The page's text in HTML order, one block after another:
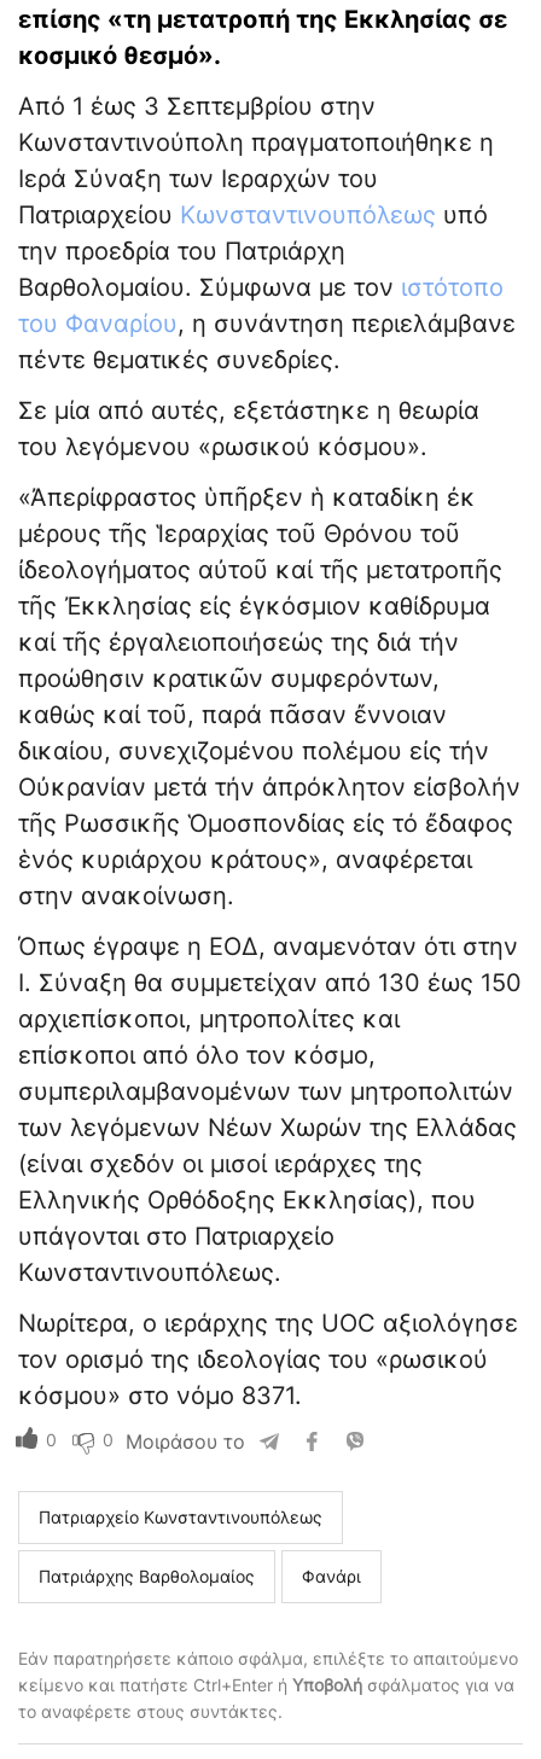
επίσης «τη μετατροπή της Εκκλησίας σε
κοσμικό θεσμό».
Από 1 έως 3 Σεπτεμβρίου στην
Κωνσταντινούπολη πραγματοποιήθηκε η
Ιερά Σύναξη των Ιεραρχών του
Πατριαρχείου Κωνσταντινουπόλεως υπό
την προεδρία του Πατριάρχη
Βαρθολομαίου. Σύμφωνα με τον ιστότοπο
του Φαναρίου, η συνάντηση περιελάμβανε
πέντε θεματικές συνεδρίες.
Σε μία από αυτές, εξετάστηκε η θεωρία
του λεγόμενου «ρωσικού κόσμου».
«Ἀπερίφραστος ὑπῆρξεν ἡ καταδίκη ἐκ
μέρους τῆς Ἱεραρχίας τοῦ Θρόνου τοῦ
ἰδεολογήματος αὐτοῦ καί τῆς μετατροπῆς
τῆς Ἐκκλησίας εἰς ἐγκόσμιον καθίδρυμα
καί τῆς ἐργαλειοποιήσεώς της διά τήν
προώθησιν κρατικῶν συμφερόντων,
καθώς καί τοῦ, παρά πᾶσαν ἔννοιαν
δικαίου, συνεχιζομένου πολέμου εἰς τήν
Οὐκρανίαν μετά τήν ἀπρόκλητον εἰσβολήν
τῆς Ρωσσικῆς Ὁμοσπονδίας εἰς τό ἔδαφος
ἑνός κυριάρχου κράτους», αναφέρεται
στην ανακοίνωση.
Όπως έγραψε η ΕΟΔ, αναμενόταν ότι στην
Ι. Σύναξη θα συμμετείχαν από 130 έως 150
αρχιεπίσκοποι, μητροπολίτες και
επίσκοποι από όλο τον κόσμο,
συμπεριλαμβανομένων των μητροπολιτών
των λεγόμενων Νέων Χωρών της Ελλάδας
(είναι σχεδόν οι μισοί ιεράρχες της
Ελληνικής Ορθόδοξης Εκκλησίας), που
υπάγονται στο Πατριαρχείο
Κωνσταντινουπόλεως.
Νωρίτερα, ο ιεράρχης της UOC αξιολόγησε
τον ορισμό της ιδεολογίας του «ρωσικού
κόσμου» στο νόμο 8371.
0 0 Μοιράσου το
Πατριαρχείο Κωνσταντινουπόλεως
Πατριάρχης Βαρθολομαίος Φανάρι
Εάν παρατηρήσετε κάποιο σφάλμα, επιλέξτε το απαιτούμενο
κείμενο και πατήστε Ctrl+Enter ή Υποβολή σφάλματος για να
το αναφέρετε στους συντάκτες.